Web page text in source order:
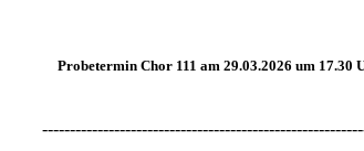
Probetermin Chor 111 am 29.03.2026 um 17.30